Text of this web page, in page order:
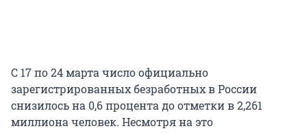
С 17 по 24 марта число официально
зарегистрированных безработных в России
снизилось на 0,6 процента до отметки в 2,261
миллиона человек. Несмотря на это